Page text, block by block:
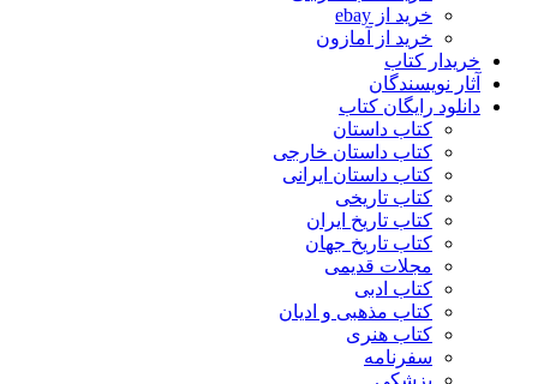
خرید از ebay
خرید از آمازون
خریدار کتاب
آثار نویسندگان
دانلود رایگان کتاب
کتاب داستان
کتاب داستان خارجی
کتاب داستان ایرانی
کتاب تاریخی
کتاب تاریخ ایران
کتاب تاریخ جهان
مجلات قدیمی
کتاب ادبی
کتاب مذهبی و ادیان
کتاب هنری
سفرنامه